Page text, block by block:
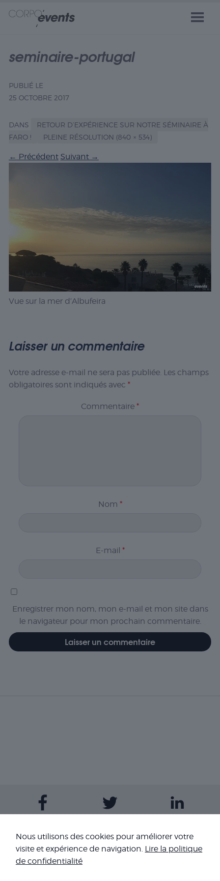
seminaire-portugal
PUBLIÉ LE
25 OCTOBRE 2017
DANS
RETOUR D’EXPÉRIENCE SUR NOTRE SÉMINAIRE À
FARO !
PLEINE RÉSOLUTION (840 × 534)
← Précédent Suivant →
Vue sur la mer d’Albufeira
Laisser un commentaire
Votre adresse e-mail ne sera pas publiée. Les champs
obligatoires sont indiqués avec *
Commentaire *
Nom *
E-mail *
Enregistrer mon nom, mon e-mail et mon site dans
le navigateur pour mon prochain commentaire.
Contactez-nous
Nous utilisons des cookies pour améliorer votre
visite et expérience de navigation. Lire la politique
de confidentialité